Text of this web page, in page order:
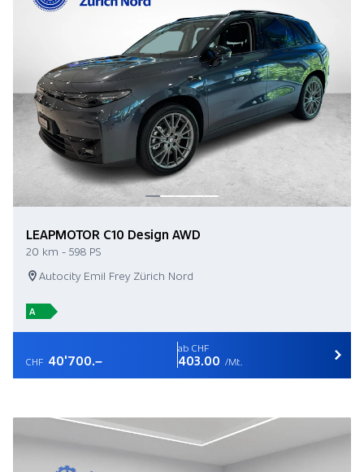
LEAPMOTOR C10 Design AWD
20 km - 598 PS
Autocity Emil Frey Zürich Nord
A
CHF 40'700.–
ab CHF
403.00 /Mt.